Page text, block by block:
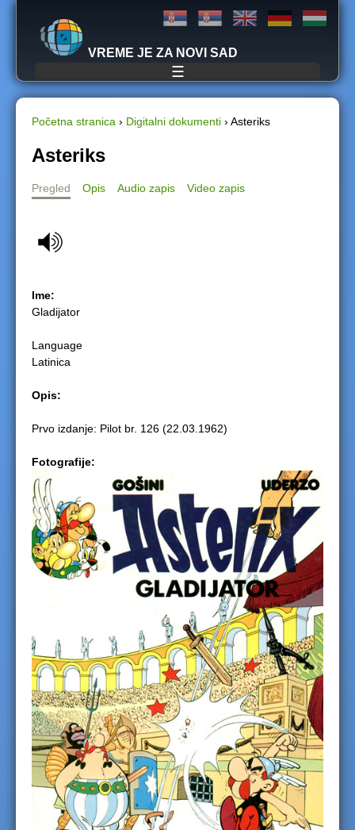
Jump to navigation
VREME JE ZA NOVI SAD
☰
Y
o
a
e
h
Početna stranica › Digitalni dokumenti › Asteriks
Asteriks
Pregled Opis Audio zapis Video zapis
Ime:
Gladijator
Language
Latinica
Opis:
Prvo izdanje: Pilot br. 126 (22.03.1962)
Fotografije: